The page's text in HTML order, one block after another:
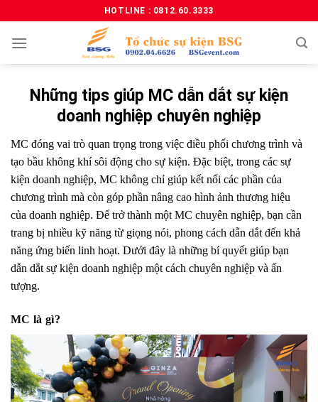
HOTLINE : 0812.60.3333
Những tips giúp MC dẫn dắt sự kiện
doanh nghiệp chuyên nghiệp
MC đóng vai trò quan trọng trong việc điều phối chương trình và
tạo bầu không khí sôi động cho sự kiện. Đặc biệt, trong các sự
kiện doanh nghiệp, MC không chỉ giúp kết nối các phần của
chương trình mà còn góp phần nâng cao hình ảnh thương hiệu
của doanh nghiệp. Để trở thành một MC chuyên nghiệp, bạn cần
trang bị nhiều kỹ năng từ giọng nói, phong cách dẫn dắt đến khả
năng ứng biến linh hoạt. Dưới đây là những bí quyết giúp bạn
dẫn dắt sự kiện doanh nghiệp một cách chuyên nghiệp và ấn
tượng.
MC là gì?